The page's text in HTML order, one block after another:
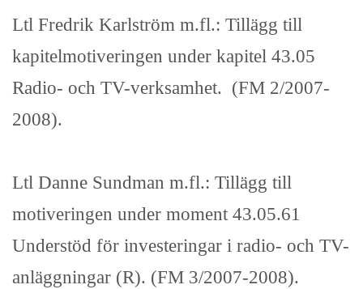
Ltl Fredrik Karlström m.fl.: Tillägg till
kapitelmotiveringen under kapitel 43.05
Radio- och TV-verksamhet. (FM 2/2007-
2008).
Ltl Danne Sundman m.fl.: Tillägg till
motiveringen under moment 43.05.61
Understöd för investeringar i radio- och TV-
anläggningar (R). (FM 3/2007-2008).